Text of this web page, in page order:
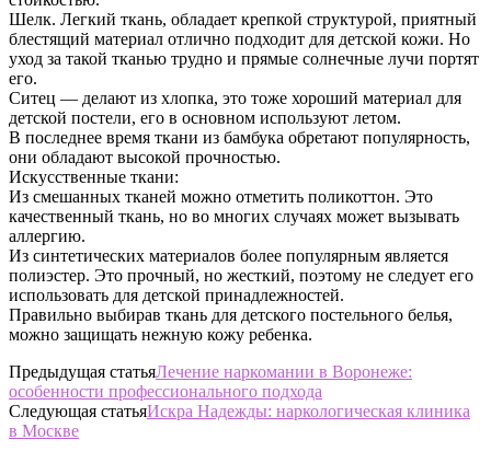
Шелк. Легкий ткань, обладает крепкой структурой, приятный
блестящий материал отлично подходит для детской кожи. Но
уход за такой тканью трудно и прямые солнечные лучи портят
его.
Ситец — делают из хлопка, это тоже хороший материал для
детской постели, его в основном используют летом.
В последнее время ткани из бамбука обретают популярность,
они обладают высокой прочностью.
Искусственные ткани:
Из смешанных тканей можно отметить поликоттон. Это
качественный ткань, но во многих случаях может вызывать
аллергию.
Из синтетических материалов более популярным является
полиэстер. Это прочный, но жесткий, поэтому не следует его
использовать для детской принадлежностей.
Правильно выбирав ткань для детского постельного белья,
можно защищать нежную кожу ребенка.
Предыдущая статьяЛечение наркомании в Воронеже:
особенности профессионального подхода
Следующая статьяИскра Надежды: наркологическая клиника
в Москве